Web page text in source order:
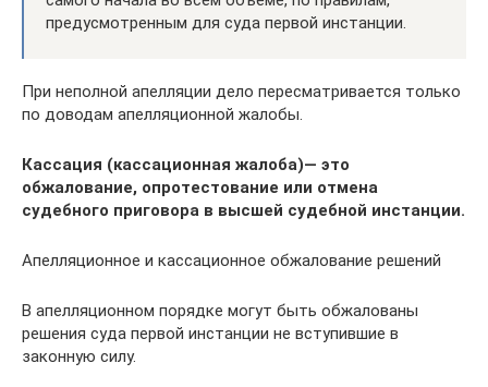
предусмотренным для суда первой инстанции.
При неполной апелляции дело пересматривается только
по доводам апелляционной жалобы.
Кассация (кассационная жалоба)— это
обжалование, опротестование или отмена
судебного приговора в высшей судебной инстанции.
Апелляционное и кассационное обжалование решений
В апелляционном порядке могут быть обжалованы
решения суда первой инстанции не вступившие в
законную силу.